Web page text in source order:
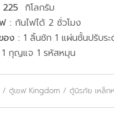
กิโลกรัม
: กันไฟได้ 2 ชั่วโมง
อง : 1 ลิ้นชัก 1 แผ่นชั้นปรับร
1 กุญแจ 1 รหัสหมุน
/ ตู้เซฟ Kingdom / ตู้นิรภัย เหล็ก